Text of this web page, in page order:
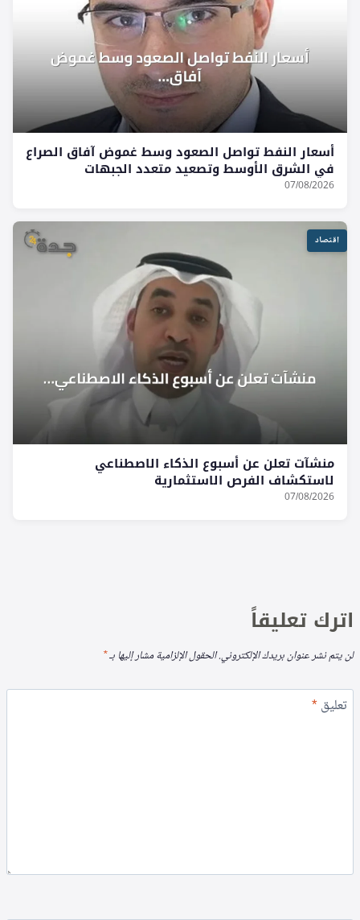
أسعار النفط تواصل الصعود وسط غموض آفاق الصراع
في الشرق الأوسط وتصعيد متعدد الجبهات
07/08/2026
اقتصاد
منشآت تعلن عن أسبوع الذكاء الاصطناعي
لاستكشاف الفرص الاستثمارية
07/08/2026
اترك تعليقاً
لن يتم نشر عنوان بريدك الإلكتروني.الحقول الإلزامية مشار إليها بـ*
تعليق*